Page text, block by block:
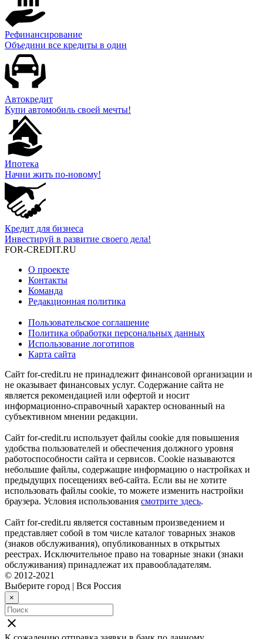
Рефинансирование
Объедини все кредиты в один
Автокредит
Купи автомобиль своей мечты!
Ипотека
Начни жить по-новому!
Кредит для бизнеса
Инвестируй в развитие своего дела!
FOR-CREDIT.RU
О проекте
Контакты
Команда
Редакционная политика
Пользовательское соглашение
Политика обработки персональных данных
Использование логотипов
Карта сайта
Сайт for-credit.ru не принадлежит финансовой организации и
не оказывает финансовых услуг. Содержание сайта не
является рекомендацией или офертой и носит
информационно-справочный характер основанный на
субъективном мнении редакции.
Сайт for-credit.ru использует файлы cookie для повышения
удобства пользователей и обеспечения должного уровня
работоспособности сайта и сервисов. Cookie называются
небольшие файлы, содержащие информацию о настройках и
предыдущих посещениях веб-сайта. Если вы не хотите
использовать файлы cookie, то можете изменить настройки
браузера. Условия использования смотрите здесь.
Сайт for-credit.ru является составным произведением и
представляет собой в том числе каталог товарных знаков
(знаков обслуживания), опубликованных в открытых
реестрах. Исключительное право на товарные знаки (знаки
обслуживания) принадлежат их правообладателям.
© 2012-2021
Выберите город | Вся Россия
×
close